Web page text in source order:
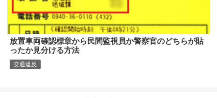
放置車両確認標章から民間監視員か警察官のどちらが貼
ったか見分ける方法
交通違反